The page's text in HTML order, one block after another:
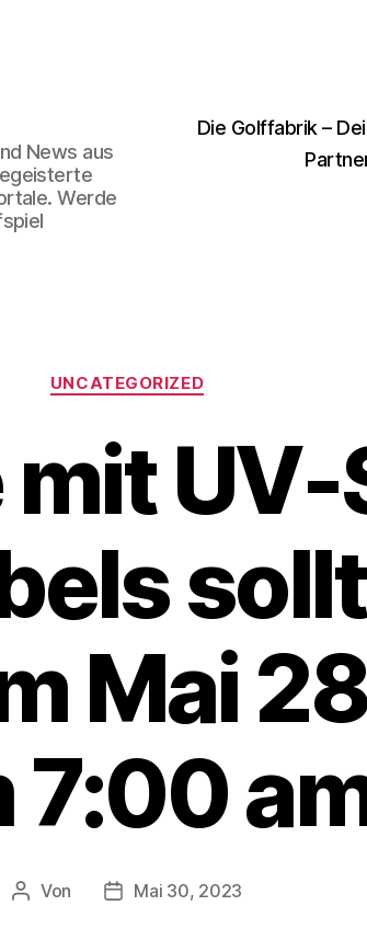
News aus
Werde
Die Golffabrik –
Kategorien
UNCATEGORIZED
Mai
7:00
Beitragsautor
Von Veröffentlichungsdatum
Mai 30, 2023